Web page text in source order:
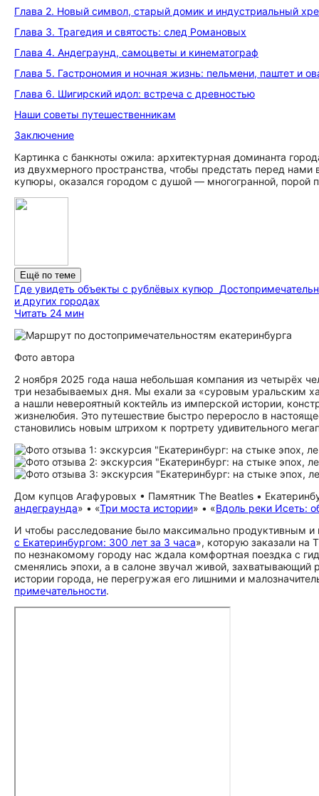
Глава 2. Новый символ, старый домик и индустриальный
Глава 3. Трагедия и святость: след Романовых
Глава 4. Андеграунд, самоцветы и кинематограф
Глава 5. Гастрономия и ночная жизнь: пельмени, паштет и
Глава 6. Шигирский идол: встреча с древностью
Наши советы путешественникам
Заключение
Картинка с банкноты ожила: архитектурная доминанта
из двухмерного пространства, чтобы предстать перед
купюры, оказался городом с душой — многогранной, порой
Ещё по теме
Где увидеть объекты с рублёвых купюр
и других городах
Читать 24 мин
Фото автора
2 ноября 2025 года наша небольшая компания из четырёх
три незабываемых дня. Мы ехали за «суровым уральским
а нашли невероятный коктейль из имперской истории,
жизнелюбия. Это путешествие быстро переросло в
становились новым штрихом к портрету удивительного
Дом купцов Агафуровых • Памятник The Beatles •
андеграунда» • «Три моста истории» • «Вдоль реки Исеть:
И чтобы расследование было максимально продуктивным
с Екатеринбургом: 300 лет за 3 часа», которую заказали на
по незнакомому городу нас ждала комфортная поездка с
сменялись эпохи, а в салоне звучал живой,
истории города, не перегружая его лишними и
при­ме­ча­тель­но­сти.